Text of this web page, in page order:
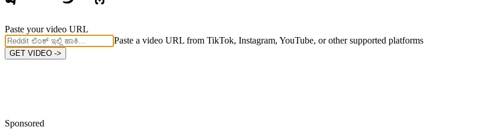
Paste your video URL
Paste a video URL from TikTok, Instagram, YouTube, or other supported platforms
GET VIDEO ->
Sponsored